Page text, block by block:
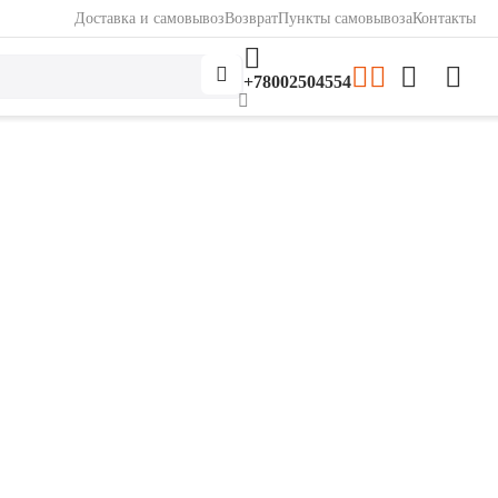
Доставка и самовывозВозвратПункты самовывозаКонтакты
+78002504554